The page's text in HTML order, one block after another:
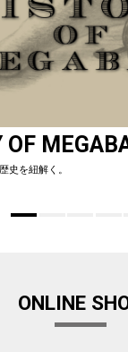
OF
史を紐解く。
ONLINE